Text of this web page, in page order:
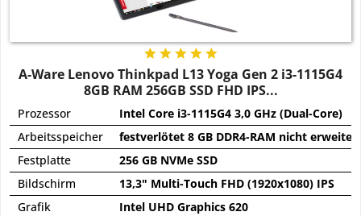
A-Ware Lenovo Thinkpad L13 Yoga Gen 2 i3-1115G4
8GB RAM 256GB SSD FHD IPS...
Prozessor
Intel Core i3-1115G4 3,0 GHz (Dual-Core)
Arbeitsspeicher
festverlötet 8 GB DDR4-RAM nicht
Festplatte
256 GB NVMe SSD
Bildschirm
13,3" Multi-Touch FHD (1920x1080) IPS
Grafik
Intel UHD Graphics 620